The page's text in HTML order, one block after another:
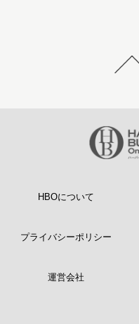
HBOについて
プライバシーポリシー
運営会社